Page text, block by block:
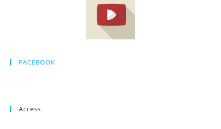
FACEBOOK
Access